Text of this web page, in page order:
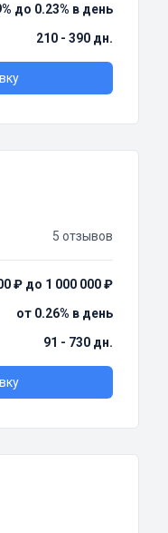
до 0.23% в день
210 - 390 дн.
5 отзывов
₽ до 1 000 000 ₽
от 0.26% в день
91 - 730 дн.